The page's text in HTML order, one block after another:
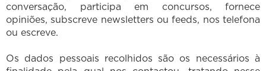
conversação, participa em concursos, fornece
opiniões, subscreve newsletters ou feeds, nos telefona
ou escreve.
Os dados pessoais recolhidos são os necessários à